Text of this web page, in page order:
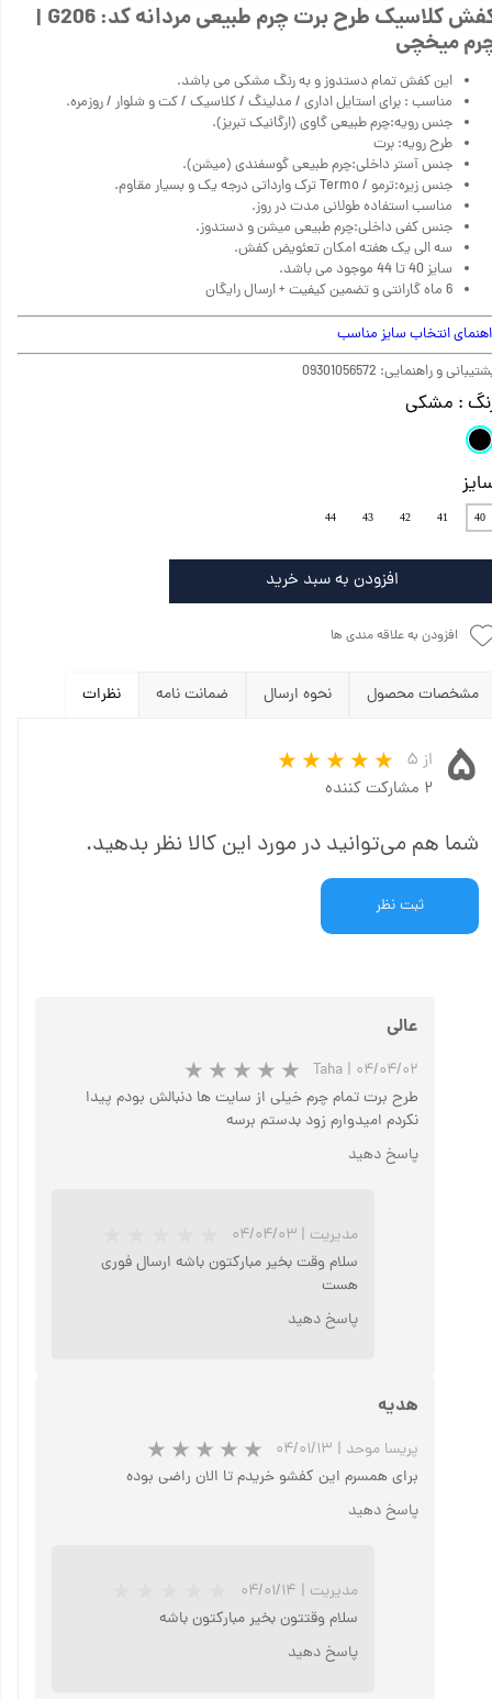
کفش کلاسیک طرح برت چرم طبیعی مردانه کد: G206 |
میخچی
این کفش تمام دستدوز و به رنگ مشکی می باشد.
مناسب : برای استایل اداری / مدلینگ / کلاسیک / کت و شلوار / روزمره.
جنس رویه:چرم طبیعی گاوی (ارگانیک تبریز).
طرح رویه: برت
جنس آستر داخلی:چرم طبیعی گوسفندی (میشن).
جنس زیره:ترمو / Termo ترک وارداتی درجه یک و بسیار مقاوم.
مناسب استفاده طولانی مدت در روز.
جنس کفی داخلی:چرم طبیعی میشن و دستدوز.
سه الی یک هفته امکان تعئویض کفش.
سایز 40 تا 44 موجود می باشد.
6 ماه گارانتی و تضمین کیفیت + ارسال رایگان
انتخاب سایز مناسب
و راهنمایی: 09301056572
: مشکی
40
41
42
43
44
افزودن به سبد خرید
افزودن به علاقه مندی ها
مشخصات محصول نحوه ارسال ضمانت نامه نظرات
۵
از ۵
۲ مشارکت کننده
شما هم می‌توانید در مورد این کالا نظر بدهید.
ثبت نظر
هدیه
پریسا موحد | ۰۴/۰۱/۱۳
برای همسرم این کفشو خریدم تا الان راضی بوده
پاسخ دهید
مدیریت | ۰۴/۰۱/۱۴
سلام وقتتون بخیر مبارکتون باشه
پاسخ دهید
عالی
Taha | ۰۴/۰۴/۰۲
طرح برت تمام چرم خیلی از سایت ها دنبالش بودم پیدا
نکردم امیدوارم زود بدستم برسه
پاسخ دهید
مدیریت | ۰۴/۰۴/۰۳
سلام وقت بخیر مبارکتون باشه ارسال فوری
هست
پاسخ دهید